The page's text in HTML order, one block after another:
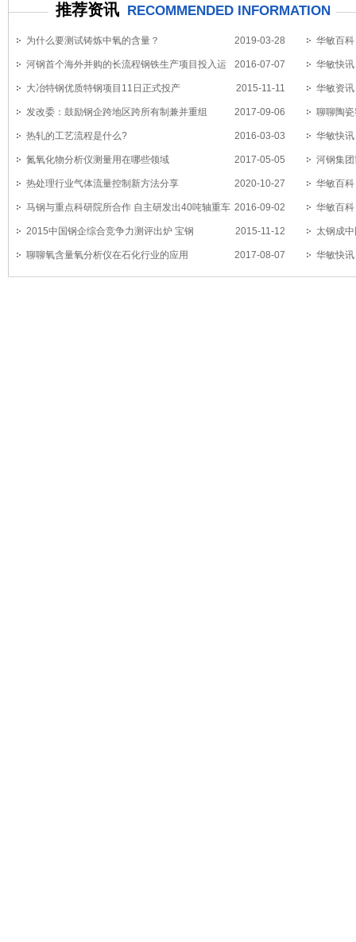
推荐资讯 RECOMMENDED INFORMATION
2019-03-28
为什么要测试铸炼中氧的含量？ 华敏百
2016-07-07
河钢首个海外并购的长流程钢铁生产项目投入运
营
华敏快
重道远
2015-11-11
大冶特钢优质特钢项目11日正式投产 华敏资
造（二）
2017-09-06
发改委：鼓励钢企跨地区跨所有制兼并重组 聊聊陶
2016-03-03
热轧的工艺流程是什么? 华敏快
仪获新订单
2017-05-05
氮氧化物分析仪测量用在哪些领域 河钢集
2020-10-27
热处理行业气体流量控制新方法分享 华敏百
招
2016-09-02
马钢与重点科研院所合作 自主研发出40吨轴重车
轮
华敏百
剧
2015-11-12
2015中国钢企综合竞争力测评出炉 宝钢 太钢成
2017-08-07
聊聊氧含量氧分析仪在石化行业的应用 华敏快
温直插式